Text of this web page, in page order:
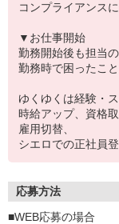
コンプライアンス
▼お仕事開始
勤務開始後も担当
勤務時で困ったこ
ゆくゆくは経験・
時給アップ、資格
雇用切替、
シエロでの正社員
応募方法
■WEB応募の場合